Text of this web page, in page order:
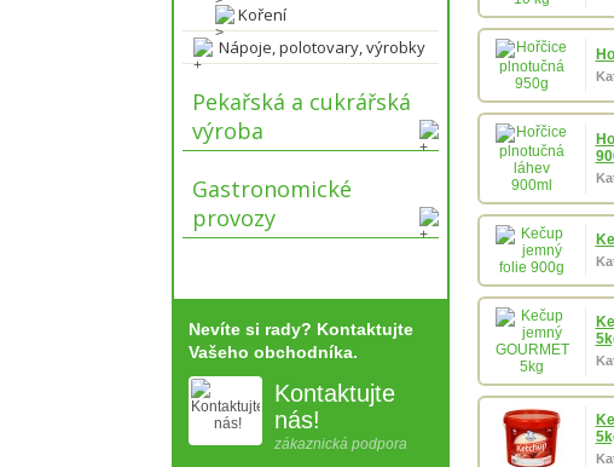
Koření
Nápoje, polotovary, výrobky
Pekařská a cukrářská
výroba
Gastronomické
provozy
Nevíte si rady? Kontaktujte
Vašeho obchodníka.
Kontaktujte
nás!
zákaznická podpora